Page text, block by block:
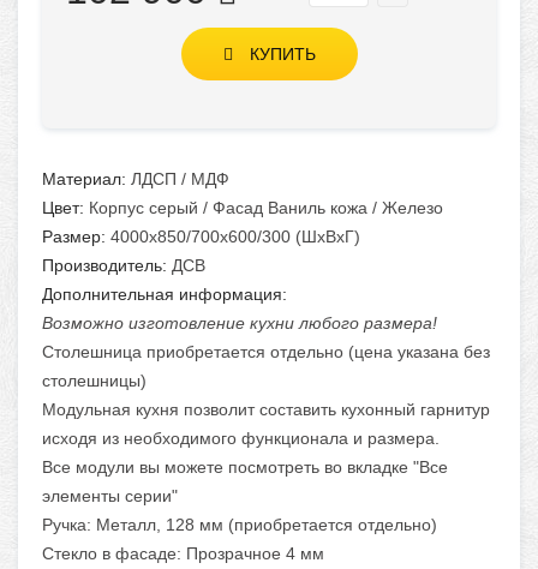
КУПИТЬ
Материал: ЛДСП / МДФ
Цвет: Корпус серый / Фасад Ваниль кожа / Железо
Размер: 4000х850/700х600/300 (ШхВхГ)
Производитель: ДСВ
Дополнительная информация:
Возможно изготовление кухни любого размера!
Столешница приобретается отдельно (цена указана без
столешницы)
Модульная кухня позволит составить кухонный гарнитур
исходя из необходимого функционала и размера.
Все модули вы можете посмотреть во вкладке "Все
элементы серии"
Ручка: Металл, 128 мм (приобретается отдельно)
Стекло в фасаде: Прозрачное 4 мм